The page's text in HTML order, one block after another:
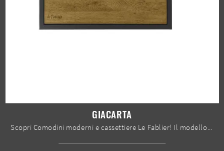
GIACARTA
Scopri Comodini moderni e cassettiere Le Fablier! Il modello Giacarta realizzato in legno è la soluzione ottimale.